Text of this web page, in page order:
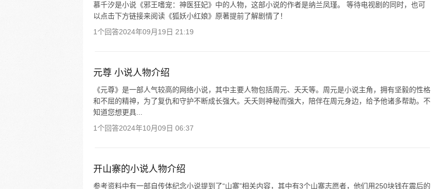
慕千汐是小说《邪王嗜宠：神医狂妃》中的人物，这部小说的作者是纳兰凤瑾。 等待电视剧的同时，也可
以点击下方链接来阅读《狐妖小红娘》原著提前了解剧情了！
1个回答2024年09月19日 21:19
元尊 小说人物介绍
《元尊》是一部人气较高的网络小说，其中主要人物包括周元、夭夭等。周元是小说主角，拥有坚毅的性格
和不屈的精神，为了复仇和守护不断成长强大。夭夭则神秘而强大，陪伴在周元身边，给予他诸多帮助。不
知道您想更具...
1个回答2024年10月09日 06:37
开山寨的小说人物介绍
参考资料中有一部自传体纪念小说提到了“山寨”相关内容，其中有3个山寨志愿者，他们用250块钱在震后的